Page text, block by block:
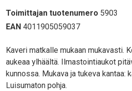
Toimittajan tuotenumero 5903
EAN 4011905059037
Body
Kaveri matkalle mukaan mukavasti.
aukeaa ylhäältä. Ilmastointiaukot
kunnossa. Mukava ja tukeva kantaa:
Luisumaton pohja.